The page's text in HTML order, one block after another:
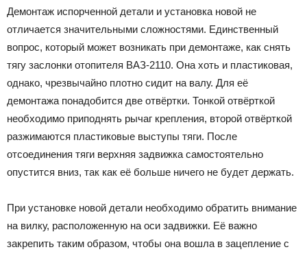
Демонтаж испорченной детали и установка новой не
отличается значительными сложностями. Единственный
вопрос, который может возникать при демонтаже, как снять
тягу заслонки отопителя ВАЗ-2110. Она хоть и пластиковая,
однако, чрезвычайно плотно сидит на валу. Для её
демонтажа понадобится две отвёртки. Тонкой отвёрткой
необходимо приподнять рычаг крепления, второй отвёрткой
разжимаются пластиковые выступы тяги. После
отсоединения тяги верхняя задвижка самостоятельно
опустится вниз, так как её больше ничего не будет держать.
При установке новой детали необходимо обратить внимание
на вилку, расположенную на оси задвижки. Её важно
закрепить таким образом, чтобы она вошла в зацепление с